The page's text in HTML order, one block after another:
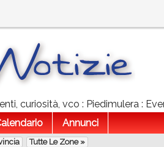
curiosità, vco : Piedimulera :
Annunci
Tutte Le Zone »